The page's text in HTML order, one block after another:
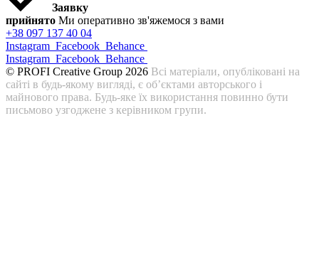
Заявку
прийнято Ми оперативно зв'яжемося з вами
+38 097 137 40 04
Instagram Facebook Behance
Instagram Facebook Behance
© PROFI Creative Group 2026 Всі матеріали, опубліковані на
сайті в будь-якому вигляді, є об’єктами авторського і
майнового права. Будь-яке їх використання повинно бути
письмово узгоджене з керівником групи.